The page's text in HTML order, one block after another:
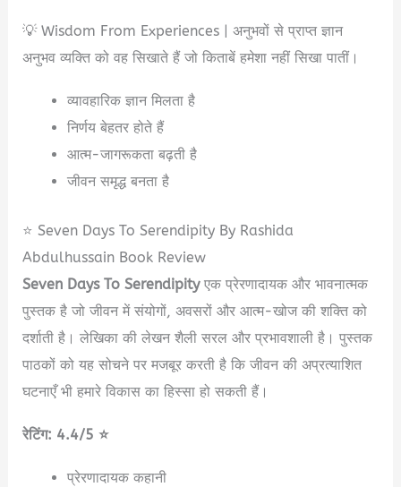
💡 Wisdom From Experiences | अनुभवों से प्राप्त ज्ञान
अनुभव व्यक्ति को वह सिखाते हैं जो किताबें हमेशा नहीं सिखा पातीं।
व्यावहारिक ज्ञान मिलता है
निर्णय बेहतर होते हैं
आत्म-जागरूकता बढ़ती है
जीवन समृद्ध बनता है
⭐ Seven Days To Serendipity By Rashida
Abdulhussain Book Review
Seven Days To Serendipityएक प्रेरणादायक और भावनात्मक
पुस्तक है जो जीवन में संयोगों, अवसरों और आत्म-खोज की शक्ति को
दर्शाती है। लेखिका की लेखन शैली सरल और प्रभावशाली है। पुस्तक
पाठकों को यह सोचने पर मजबूर करती है कि जीवन की अप्रत्याशित
घटनाएँ भी हमारे विकास का हिस्सा हो सकती हैं।
रेटिंग: 4.4/5 ⭐
प्रेरणादायक कहानी